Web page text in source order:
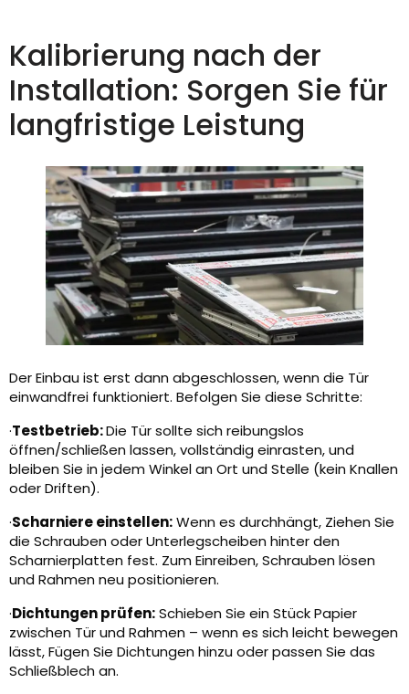
Kalibrierung nach der
Installation: Sorgen Sie für
langfristige Leistung
Der Einbau ist erst dann abgeschlossen, wenn die Tür
einwandfrei funktioniert. Befolgen Sie diese Schritte:
·Testbetrieb:Die Tür sollte sich reibungslos
öffnen/schließen lassen, vollständig einrasten, und
bleiben Sie in jedem Winkel an Ort und Stelle (kein Knallen
oder Driften).
·Scharniere einstellen:Wenn es durchhängt, Ziehen Sie
die Schrauben oder Unterlegscheiben hinter den
Scharnierplatten fest. Zum Einreiben, Schrauben lösen
und Rahmen neu positionieren.
·Dichtungen prüfen:Schieben Sie ein Stück Papier
zwischen Tür und Rahmen – wenn es sich leicht bewegen
lässt, Fügen Sie Dichtungen hinzu oder passen Sie das
Schließblech an.